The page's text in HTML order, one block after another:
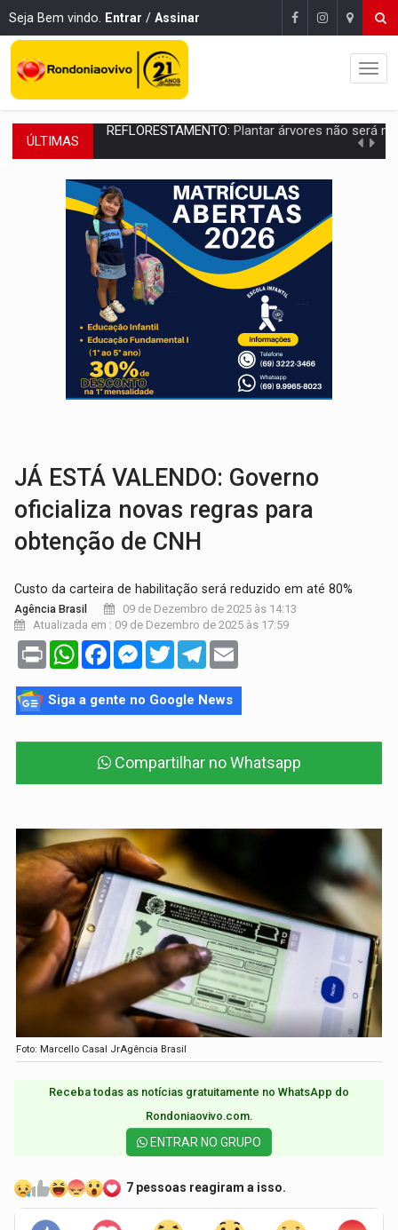
Seja Bem vindo. Entrar / Assinar
ÚLTIMAS Cientistas alertam para possível base secreta no satélite
ACABOU COM PEUGEOT:Incêndio destrói carro que era rebocado para oficina
VÍDEO:Ladrão é filmado furtando moto na frente do bar
BOLSAS DE PESQUISA:Iniciativa Amazônia+10 lança chamada para fortalecer
MATERIAL: Brasil tem grandes reservas de urânio, mas produz pouco e
VÍDEO: Serpente capturada na fábrica da Coca-Cola é
HOMENAGEM: Cientistas cassados pelo AI-5 se tornam pesquisadores
VÍDEO:Líder religioso é preso por abusar de fiéis sob pretexto de
JÁ ESTÁ VALENDO: Governo
oficializa novas regras para
obtenção de CNH
Custo da carteira de habilitação será reduzido em até 80%
Agência Brasil
09 de Dezembro de 2025 às 14:13
Atualizada em : 09 de Dezembro de 2025 às 17:59
Print WhatsAppFacebookMessenger
TwitterTelegram
Siga a gente no Google News
Compartilhar no Whatsapp
Foto: Marcello Casal JrAgência Brasil
Receba todas as notícias gratuitamente no WhatsApp do
Rondoniaovivo.com.​
ENTRAR NO GRUPO
7 pessoas reagiram a isso.